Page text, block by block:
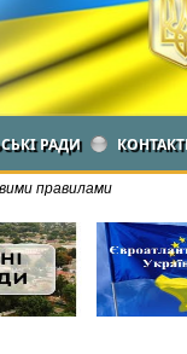
РАДИ
правилами